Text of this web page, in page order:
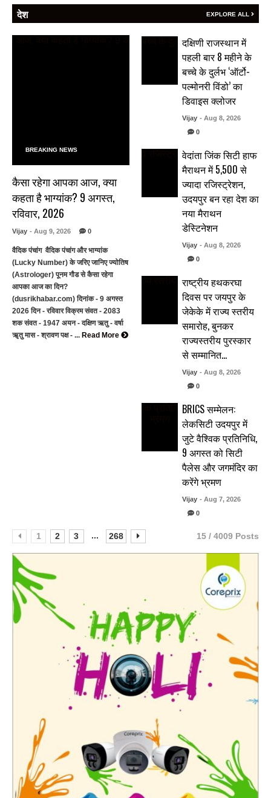
देश EXPLORE ALL
BREAKING NEWS
कैसा रहेगा आपका आज, क्या
कहता है भाग्यांक? 9 अगस्त,
रविवार, 2026
Vijay - Aug 9, 2026 0
वैदिक पंचांग वैदिक पंचांग और भाग्यांक
(Lucky Number) के जरिए जानिए ज्योतिष
(Astrologer) पूनम गौड से कैसा रहेगा
आपका आज का दिन?
(dusrikhabar.com) दिनांक - 9 अगस्त
2026 दिन - रविवार विक्रम संवत - 2083
शक संवत - 1947 अयन - दक्षिण ऋतु - वर्षा
ॠतु मास - श्रावण पक्ष - ... Read More
दक्षिणी राजस्थान में
पहली बार 8 महीने के
बच्चे के दुर्लभ ‘ऑर्टो-
पल्मोनरी विंडो’ का
डिवाइस क्लोजर
Vijay - Aug 8, 2026
0
वेदांता जिंक सिटी हाफ
मैराथन में 5,500 से
ज्यादा रजिस्ट्रेशन,
उदयपुर बन रहा देश का
नया मैराथन
डेस्टिनेशन
Vijay - Aug 8, 2026
0
राष्ट्रीय हथकरघा
दिवस पर जयपुर के
जेकेके में राज्य स्तरीय
समारोह, बुनकर
राज्यस्तरीय पुरस्कार
से सम्मानित…
Vijay - Aug 8, 2026
0
BRICS सम्मेलन:
लेकसिटी उदयपुर में
जुटे वैश्विक प्रतिनिधि,
9 अगस्त को सिटी
पैलेस और जगमंदिर का
करेंगे भ्रमण
Vijay - Aug 7, 2026
0
1 2 3 ... 268 15 / 4009 Posts